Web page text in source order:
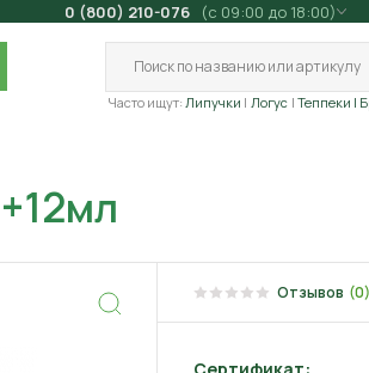
0 (800) 210-076 (с 09:00 до 18:00)
Часто ищут: Липучки Логус Теппеки |
Отзывов (0)